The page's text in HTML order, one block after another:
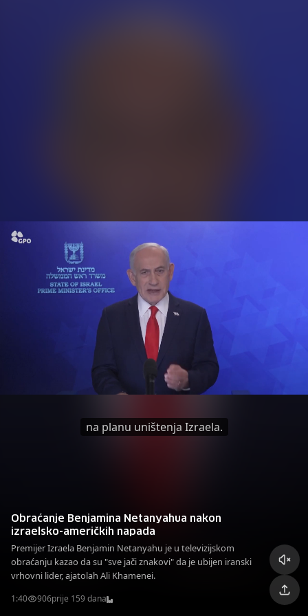
na planu uništenja Izraela.
Obraćanje Benjamina Netanyahua nakon
izraelsko-američkih napada
Premijer Izraela Benjamin Netanyahu je u televizijskom
obraćanju kazao da su "sve jači znakovi" da je ubijen iranski
vrhovni lider, ajatolah Ali Khamenei.
1:40 906prije 159 dana